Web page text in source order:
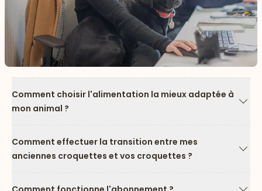
Comment choisir l'alimentation la mieux adaptée à
mon animal ?
Comment effectuer la transition entre mes
anciennes croquettes et vos croquettes ?